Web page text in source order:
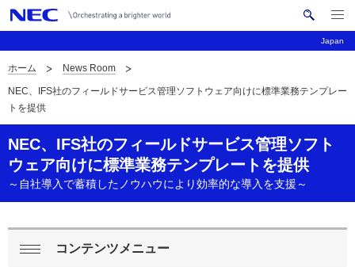
Japan
イ
検
メ
ニ
ュ
く
ナ
ビ
ゲ
ー
シ
ョ
ン
サ
イ
内
の
在
ホーム News Room
NEC、IFS社のフィールドサービス管理ソフトウェア向けに標準業務テンプレー
トを提供
NEC、IFS社のフィールドサービス管理ソフト
ウェア向けに標準業務テンプレートを提供
～自社導入で蓄積したノウハウにより効率的な導入を支援～
ロ
コンテンツメニュー